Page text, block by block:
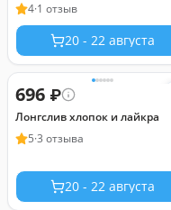
4·1 отзыв
20 - 22 августа
696 ₽
Лонгслив хлопок и лайкра
5·3 отзыва
20 - 22 августа